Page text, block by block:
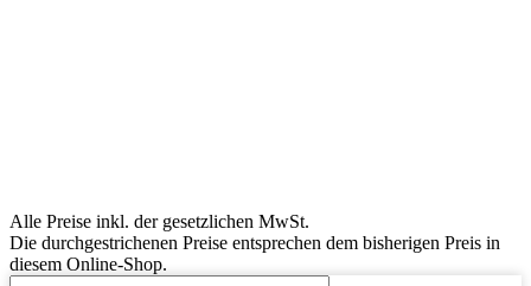
Alle Preise inkl. der gesetzlichen MwSt.
Die durchgestrichenen Preise entsprechen dem bisherigen Preis in
diesem Online-Shop.